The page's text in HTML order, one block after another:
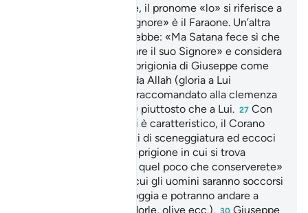
soggetto sia il coppiere, il pronome «lo» si riferisce a
Giuseppe mentre «il signore» è il Faraone. Un’altra
interpretazione tradurrebbe: «Ma Satana fece sì che
dimenticasse di ricordare il suo Signore» e considera
la continuazione della prigionia di Giuseppe come
un castigo impostogli da Allah (gloria a Lui
l’Altissimo) per essersi raccomandato alla clemenza
di un uomo (il Faraone) piuttosto che a Lui. 27 Con
lo stile narrativo che gli è caratteristico, il Corano
tralascia tutti gli aspetti di sceneggiatura ed eccoci
immediatamente nella prigione in cui si trova
«eccetto quel poco che conserverete»
«in cui gli uomini saranno soccorsi
e andranno…»: dalla pioggia e potranno andare a
spremere i frutti (mandorle, olive ecc.). 30 Giuseppe